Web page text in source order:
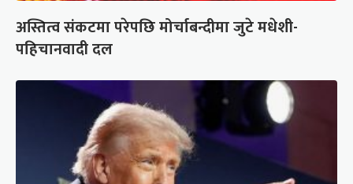
अस्तित्व संकटमा परेपछि मोर्चाबन्दीमा जुटे मधेशी-
पहिचानवादी दल